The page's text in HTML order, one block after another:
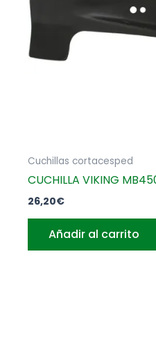
Cuchillas cortacesped
CUCHILLA VIKING
26,20€
Añadir al carrito